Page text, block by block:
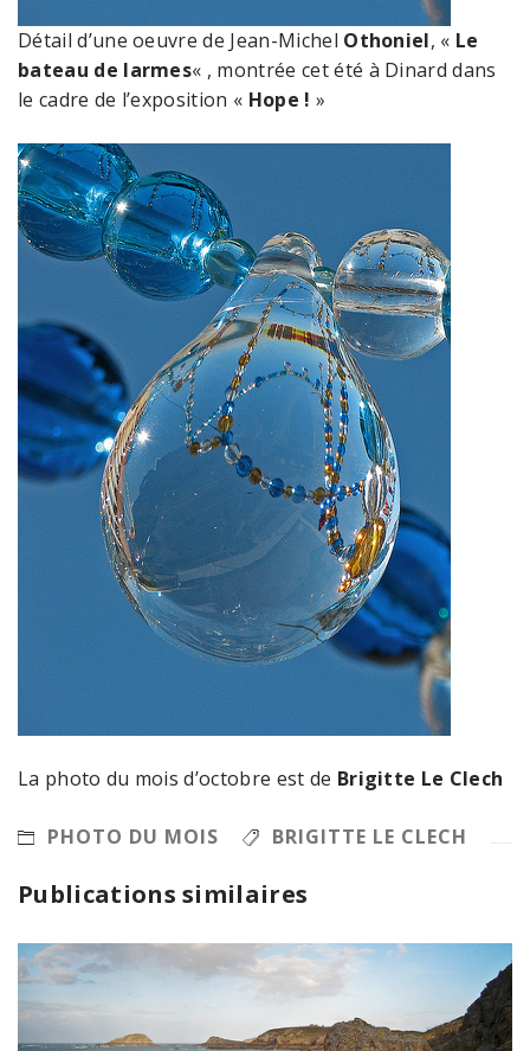
Détail d’une oeuvre de Jean-Michel Othoniel, « Le
bateau de larmes« , montrée cet été à Dinard dans
le cadre de l’exposition « Hope ! »
La photo du mois d’octobre est de Brigitte Le Clech
PHOTO DU MOIS BRIGITTE LE CLECH
Publications similaires